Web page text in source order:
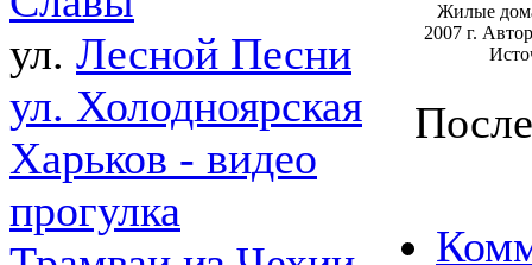
ул. Лесной Песни
ул. Холодноярская
Харьков - видео
прогулка
Жилые
2007 г.